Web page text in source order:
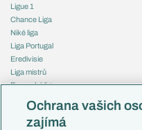
Ligue 1
Chance Liga
Niké liga
Liga Portugal
Eredivisie
Liga mistrů
Evropská liga
Mistrovství světa
Liga národů
Ochrana vašich
zajímá